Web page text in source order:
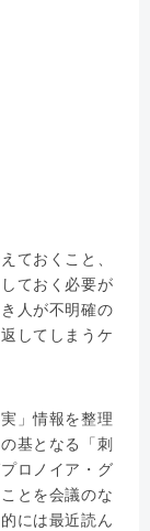
ておくこと、
ておく必要が
人が不明確の
してしまうケ
」情報を整理
基となる「刺
ロノイア・グ
とを会議のな
には最近読ん